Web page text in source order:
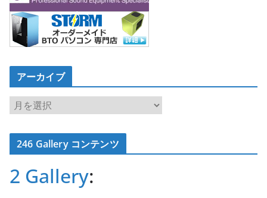
アーカイブ
ア
ー
カ
イ246 Gallery コンテンツ
2 Gallery: